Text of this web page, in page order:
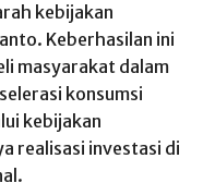
kebijakan
Keberhasilan ini
masyarakat dalam
konsumsi
kebijakan
realisasi investasi di